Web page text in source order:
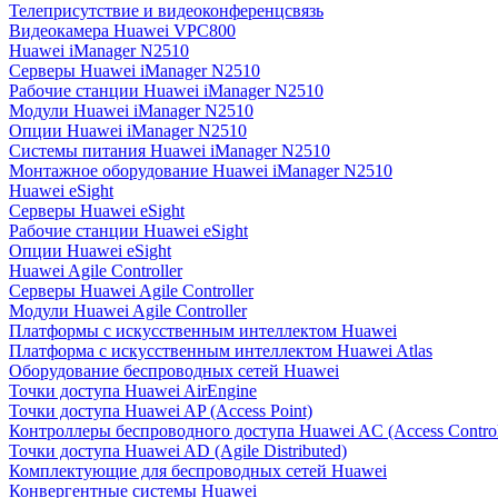
Телеприсутствие и видеоконференцсвязь
Видеокамера Huawei VPC800
Huawei iManager N2510
Серверы Huawei iManager N2510
Рабочие станции Huawei iManager N2510
Модули Huawei iManager N2510
Опции Huawei iManager N2510
Системы питания Huawei iManager N2510
Монтажное оборудование Huawei iManager N2510
Huawei eSight
Серверы Huawei eSight
Рабочие станции Huawei eSight
Опции Huawei eSight
Huawei Agile Controller
Серверы Huawei Agile Controller
Модули Huawei Agile Controller
Платформы с искусственным интеллектом Huawei
Платформа с искусственным интеллектом Huawei Atlas
Оборудование беспроводных сетей Huawei
Точки доступа Huawei AirEngine
Точки доступа Huawei AP (Access Point)
Контроллеры беспроводного доступа Huawei AC (Access
Точки доступа Huawei AD (Agile Distributed)
Комплектующие для беспроводных сетей Huawei
Конвергентные системы Huawei